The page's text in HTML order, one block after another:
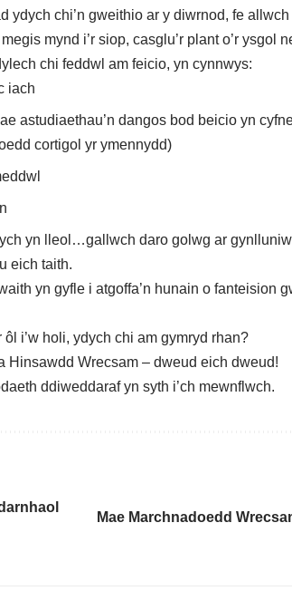
ydych chi’n gweithio ar y diwrnod, fe
mynd i’r siop, casglu’r plant o’r ysgol
chi feddwl am feicio, yn cynnwys:
iach
astudiaethau’n dangos bod beicio yn
cortigol yr ymennydd)
yn lleol…gallwch daro golwg ar
eich taith.
yn gyfle i atgoffa’n hunain o fanteision
i’w holi, ydych chi am gymryd rhan?
Hinsawdd Wrecsam – dweud eich dweud!
ddiweddaraf yn syth i’ch mewnflwch.
Mae Marchnadoedd